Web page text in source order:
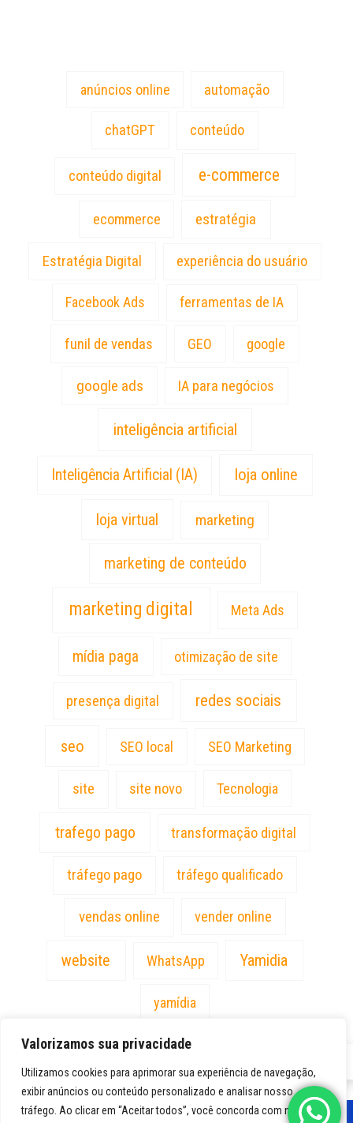
Valorizamos sua privacidade
Utilizamos cookies para aprimorar sua experiência de navegação,
exibir anúncios ou conteúdo personalizado e analisar nosso
tráfego. Ao clicar em “Aceitar todos”, você concorda com nosso
anúncios online automação
chatGPT conteúdo
conteúdo digital e-commerce
ecommerce estratégia
Estratégia Digital experiência do usuário
Facebook Ads ferramentas de IA
funil de vendas GEO google
google ads IA para negócios
inteligência artificial
Inteligência Artificial (IA) loja online
loja virtual marketing
marketing de conteúdo
marketing digital Meta Ads
mídia paga otimização de site
presença digital redes sociais
seo SEO local SEO Marketing
site site novo Tecnologia
trafego pago transformação digital
tráfego pago tráfego qualificado
vendas online vender online
website WhatsApp Yamidia
yamídia